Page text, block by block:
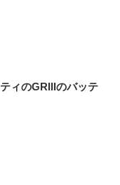
ィのGRIIIのバッテ